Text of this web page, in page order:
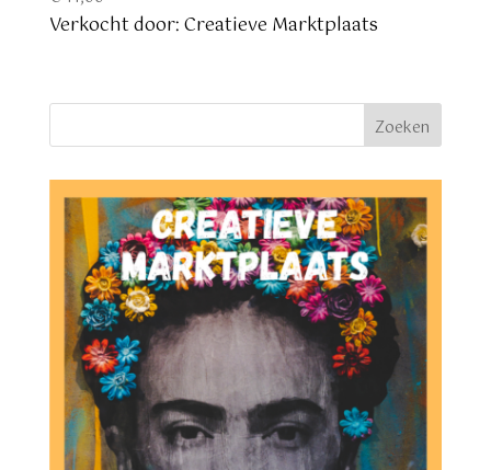
Verkocht door: Creatieve Marktplaats
Zoeken